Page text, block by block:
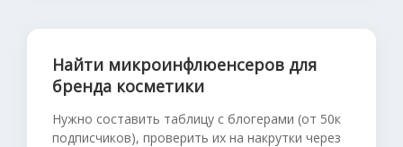
Найти микроинфлюенсеров для
бренда косметики
Нужно составить таблицу с блогерами (от 50к
подписчиков), проверить их на накрутки через